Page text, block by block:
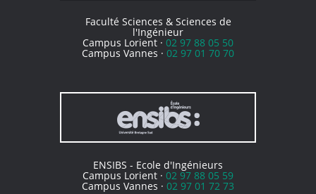
Faculté Sciences & Sciences de
l'Ingénieur
Campus Lorient · 02 97 88 05 50
Campus Vannes · 02 97 01 70 70
ENSIBS - Ecole d'Ingénieurs
Campus Lorient · 02 97 88 05 59
Campus Vannes · 02 97 01 72 73